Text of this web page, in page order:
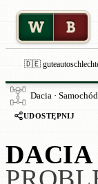
W B
🇩🇪
Dacia ·
UDOSTĘPNIJ
DACIA